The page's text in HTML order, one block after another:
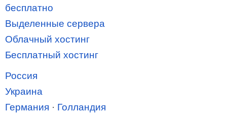
бесплатно
Выделенные сервера
Облачный хостинг
Бесплатный хостинг
Россия
Украина
Германия · Голландия